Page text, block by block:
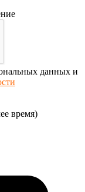
данных и
время)